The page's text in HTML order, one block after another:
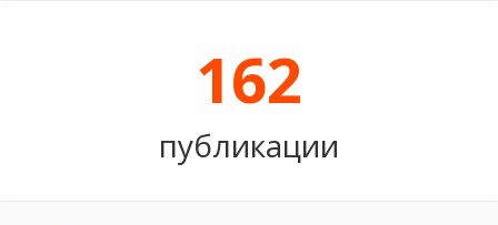
162
публикации